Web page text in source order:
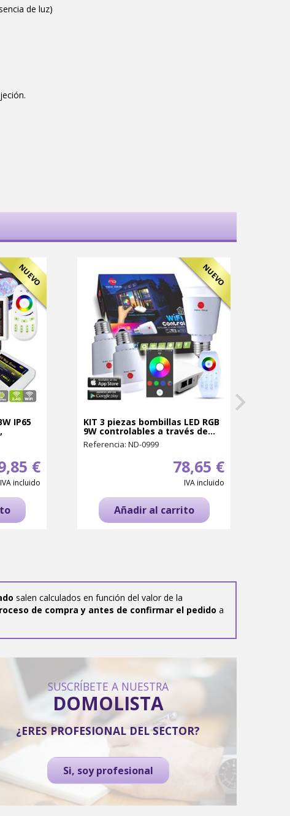
de luz)
NUEVO
IP65
€
IVA incluido
NUEVO
KIT 3 piezas bombillas LED RGB
9W controlables a través de...
Referencia: ND-0999
78,65 €
IVA incluido
Añadir al carrito
salen calculados en función del valor de la
de compra y antes de confirmar el pedido a
SUSCRÍBETE A NUESTRA
DOMOLISTA
¿ERES PROFESIONAL DEL SECTOR?
Si, soy profesional